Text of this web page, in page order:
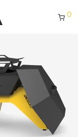
0